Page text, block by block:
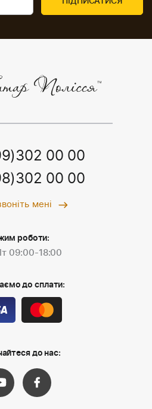
00 00
00 00
мені
роботи:
09:00-18:00
до сплати:
до нас: